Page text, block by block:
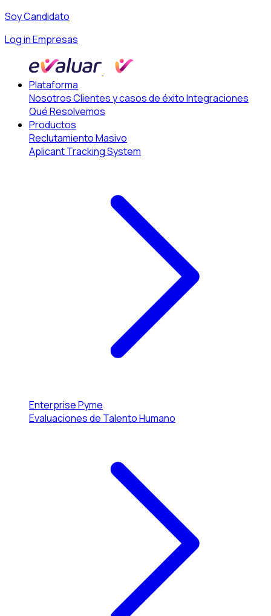
Soy Candidato
Log in Empresas
Plataforma
NosotrosClientes y casos de éxitoIntegraciones
Qué Resolvemos
Productos
Reclutamiento Masivo
Aplicant Tracking System
EnterprisePyme
Evaluaciones de Talento Humano